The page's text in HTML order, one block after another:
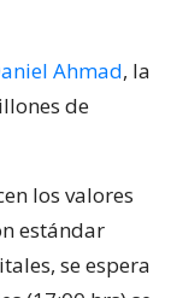
Ahmad, la
de
los valores
estándar
se espera